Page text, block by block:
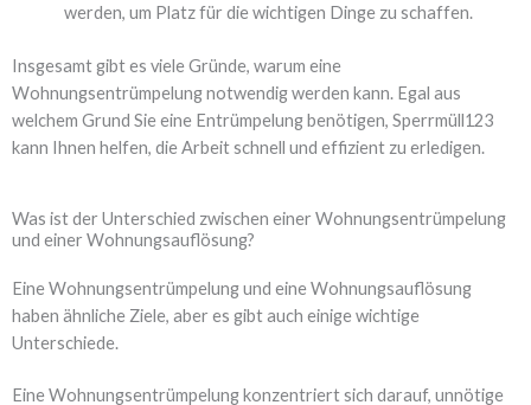
werden, um Platz für die wichtigen Dinge zu schaffen.
Insgesamt gibt es viele Gründe, warum eine
Wohnungsentrümpelung notwendig werden kann. Egal aus
welchem Grund Sie eine Entrümpelung benötigen, Sperrmüll123
kann Ihnen helfen, die Arbeit schnell und effizient zu erledigen.
Was ist der Unterschied zwischen einer Wohnungsentrümpelung
und einer Wohnungsauflösung?
Eine Wohnungsentrümpelung und eine Wohnungsauflösung
haben ähnliche Ziele, aber es gibt auch einige wichtige
Unterschiede.
Eine Wohnungsentrümpelung konzentriert sich darauf, unnötige